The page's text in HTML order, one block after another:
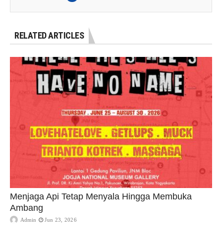
RELATED ARTICLES
Menjaga Api Tetap Menyala Hingga Membuka
Ambang
Admin Jun 23, 2026